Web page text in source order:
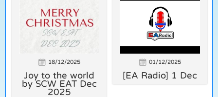
18/12/2025
Joy to the world
by SCW EAT Dec
2025
01/12/2025
[EA Radio] 1 Dec